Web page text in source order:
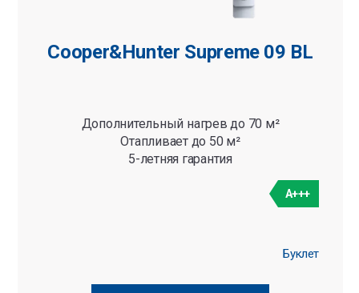
Cooper&Hunter Supreme 09 BL
Дополнительный нагрев до 70 м²
Отапливает до 50 м²
5-летняя гарантия
A+++
Буклет